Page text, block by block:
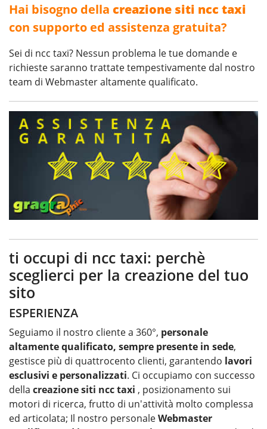
Hai bisogno della creazione siti ncc taxi
con supporto ed assistenza gratuita?
Sei di ncc taxi? Nessun problema le tue domande e
richieste saranno trattate tempestivamente dal nostro
team di Webmaster altamente qualificato.
ti occupi di ncc taxi: perchè
sceglierci per la creazione del tuo
sito
ESPERIENZA
Seguiamo il nostro cliente a 360°, personale
altamente qualificato, sempre presente in sede,
gestisce più di quattrocento clienti, garantendo lavori
esclusivi e personalizzati. Ci occupiamo con successo
della creazione siti ncc taxi , posizionamento sui
motori di ricerca, frutto di un'attività molto complessa
ed articolata; Il nostro personaleWebmaster